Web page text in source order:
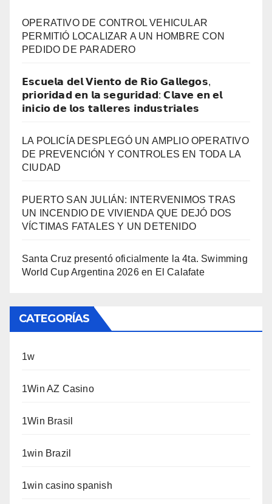
OPERATIVO DE CONTROL VEHICULAR
PERMITIÓ LOCALIZAR A UN HOMBRE CON
PEDIDO DE PARADERO
𝗘𝘀𝗰𝘂𝗲𝗹𝗮 𝗱𝗲𝗹 𝗩𝗶𝗲𝗻𝘁𝗼 𝗱𝗲 𝗥𝗶𝗼 𝗚𝗮𝗹𝗹𝗲𝗴𝗼𝘀,
𝗽𝗿𝗶𝗼𝗿𝗶𝗱𝗮𝗱 𝗲𝗻 𝗹𝗮 𝘀𝗲𝗴𝘂𝗿𝗶𝗱𝗮𝗱: 𝗖𝗹𝗮𝘃𝗲 𝗲𝗻 𝗲𝗹
𝗶𝗻𝗶𝗰𝗶𝗼 𝗱𝗲 𝗹𝗼𝘀 𝘁𝗮𝗹𝗹𝗲𝗿𝗲𝘀 𝗶𝗻𝗱𝘂𝘀𝘁𝗿𝗶𝗮𝗹𝗲𝘀
LA POLICÍA DESPLEGÓ UN AMPLIO OPERATIVO
DE PREVENCIÓN Y CONTROLES EN TODA LA
CIUDAD
PUERTO SAN JULIÁN: INTERVENIMOS TRAS
UN INCENDIO DE VIVIENDA QUE DEJÓ DOS
VÍCTIMAS FATALES Y UN DETENIDO
Santa Cruz presentó oficialmente la 4ta. Swimming
World Cup Argentina 2026 en El Calafate
CATEGORÍAS
1w
1Win AZ Casino
1Win Brasil
1win Brazil
1win casino spanish